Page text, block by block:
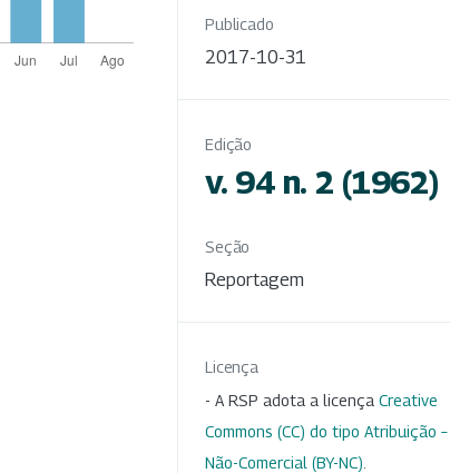
Publicado
2017-10-31
Edição
v. 94 n. 2 (1962)
Seção
Reportagem
Licença
- A RSP adota a licença Creative
Commons (CC) do tipo Atribuição –
Não-Comercial (BY-NC)